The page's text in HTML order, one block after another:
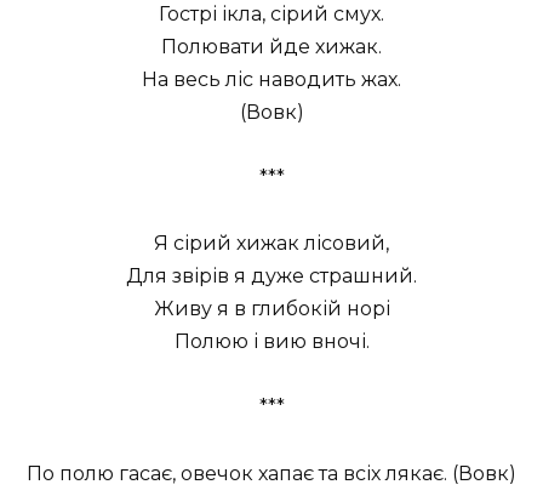
Гострі ікла, сірий смух.
Полювати йде хижак.
На весь ліс наводить жах.
(Вовк)
***
Я сірий хижак лісовий,
Для звірів я дуже страшний.
Живу я в глибокій норі
Полюю і вию вночі.
***
По полю гасає, овечок хапає та всіх лякає. (Вовк)